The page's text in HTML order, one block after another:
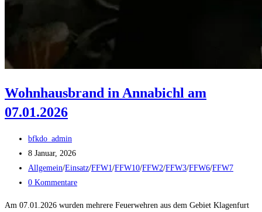
Wohnhausbrand in Annabichl am
07.01.2026
Beitrags-
Autor:
bfkdo_admin
Beitrag
veröffentlicht:
8 Januar, 2026
Beitrags-
Kategorie:
Allgemein/Einsatz/FFW1/FFW10/FFW2/FFW3/FFW6/FFW7
Beitrags-
0 Kommentare
Am 07.01.2026 wurden mehrere Feuerwehren aus dem Gebiet Klagenfurt